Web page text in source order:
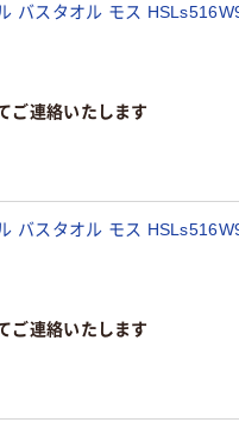
バスタオル モス
ご連絡いたします
バスタオル モス
ご連絡いたします